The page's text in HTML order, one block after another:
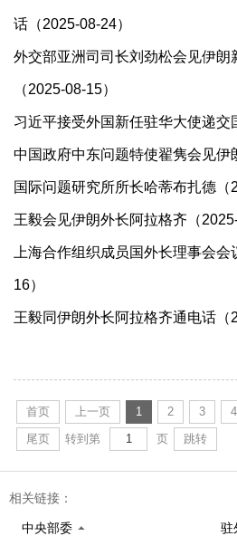
话（2025-08-24）
外交部亚洲司司长刘劲松会见伊朗
（2025-08-15）
习近平接受外国新任驻华大使递交
中国政府中东问题特使翟隽会见伊
国际问题研究所所长哈蒂布扎德（
王毅会见伊朗外长阿拉格齐（2025-
上海合作组织成员国外长理事会
16）
王毅同伊朗外长阿拉格齐通电话（
首页 上一页 1 2 3 4
尾页
转到第 页 跳转
相关链接：
中央部委 驻